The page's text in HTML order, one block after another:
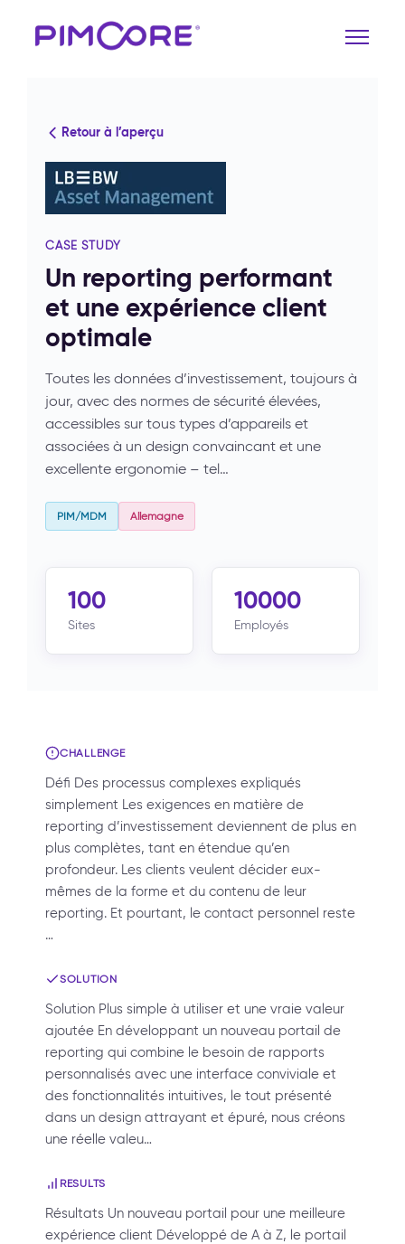
Retour à l’aperçu
CASE STUDY
Un reporting performant
et une expérience client
optimale
Toutes les données d’investissement, toujours à
jour, avec des normes de sécurité élevées,
accessibles sur tous types d’appareils et
associées à un design convaincant et une
excellente ergonomie – tel…
PIM/MDM Allemagne
100
Sites
10000
Employés
CHALLENGE
Défi Des processus complexes expliqués
simplement Les exigences en matière de
reporting d’investissement deviennent de plus en
plus complètes, tant en étendue qu’en
profondeur. Les clients veulent décider eux-
mêmes de la forme et du contenu de leur
reporting. Et pourtant, le contact personnel reste
…
SOLUTION
Solution Plus simple à utiliser et une vraie valeur
ajoutée En développant un nouveau portail de
reporting qui combine le besoin de rapports
personnalisés avec une interface conviviale et
des fonctionnalités intuitives, le tout présenté
dans un design attrayant et épuré, nous créons
une réelle valeu…
RESULTS
Résultats Un nouveau portail pour une meilleure
expérience client Développé de A à Z, le portail